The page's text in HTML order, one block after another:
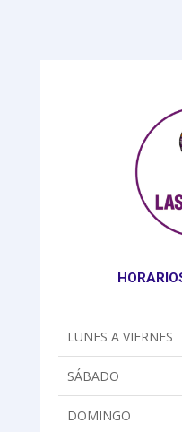
LUNES A VIERNES
SÁBADO
DOMINGO